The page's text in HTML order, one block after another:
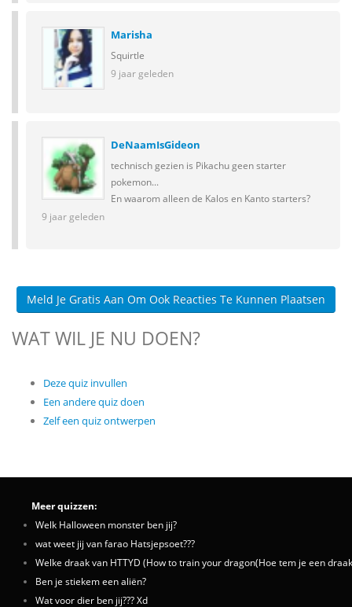
Marisha
Squirtle
9 jaar geleden
DeNaamIsGideon
technisch gezien is Pikachu geen starter
pokemon...
En waarom alleen de Kalos en Kanto starters?
9 jaar geleden
Meld Je Gratis Aan Om Ook Reacties Te Kunnen Plaatsen
WAT WIL JE NU DOEN?
Deze quiz invullen
Een andere quiz doen
Zelf een quiz ontwerpen
Meer quizzen:
Welk Halloween monster ben jij?
wat weet jij van farao Hatsjepsoet???
Welke draak van HTTYD (How to train your dragon(Hoe tem je een
Ben je stiekem een aliën?
Wat voor dier ben jij??? Xd